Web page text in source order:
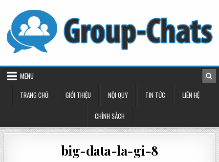
content
MENU
TRANG CHỦ
GIỚI THIỆU NỘI QUY TIN TỨC LIÊN HỆ
CHÍNH SÁCH
big-data-la-gi-8